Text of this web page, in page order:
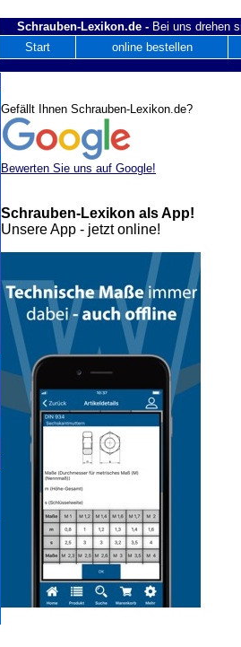
Schrauben-Lexikon.de - Bei uns drehen
Start
online bestellen
Gefällt Ihnen Schrauben-Lexikon.de?
Bewerten Sie uns auf Google!
Schrauben-Lexikon als App!
Unsere App - jetzt online!